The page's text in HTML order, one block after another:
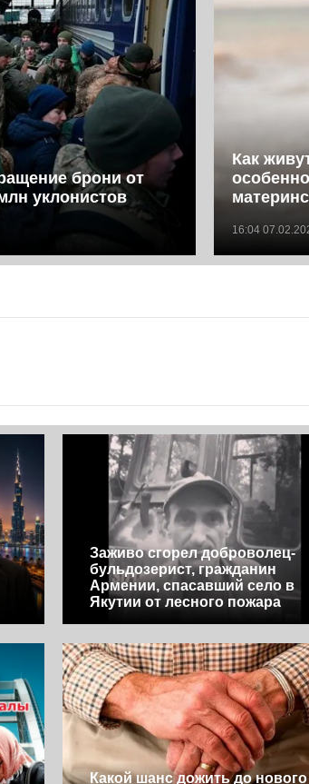
брони от
уклонистов
Как
16:04
Заживо сгорел доброволец-
бульдозерист, гражданин
Армении, спасавший село в
Якутии от лесного пожара
Какой шанс дожить до нового